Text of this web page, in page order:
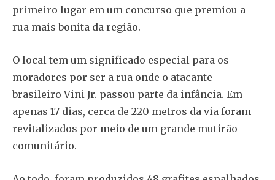
primeiro lugar em um concurso que premiou a
rua mais bonita da região.
O local tem um significado especial para os
moradores por ser a rua onde o atacante
brasileiro Vini Jr. passou parte da infância. Em
apenas 17 dias, cerca de 220 metros da via foram
revitalizados por meio de um grande mutirão
comunitário.